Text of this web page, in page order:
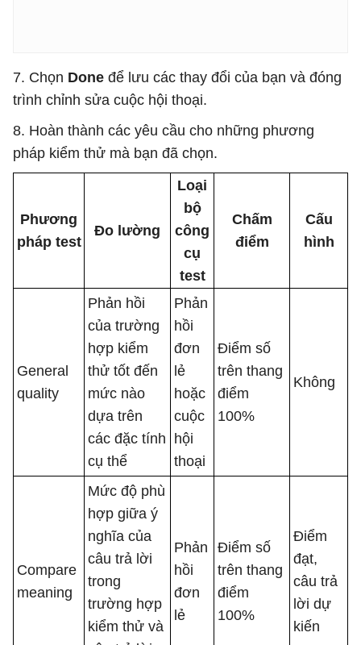
7. Chọn Done để lưu các thay đổi của bạn và đóng
trình chỉnh sửa cuộc hội thoại.
8. Hoàn thành các yêu cầu cho những phương
pháp kiểm thử mà bạn đã chọn.
Phương
pháp test
Đo lường
Loại
bộ
công
cụ
test
Chấm
điểm
Cấu
hình
General
quality
Phản hồi
của trường
hợp kiểm
thử tốt đến
mức nào
dựa trên
các đặc tính
cụ thể
Phản
hồi
đơn
lẻ
hoặc
cuộc
hội
thoại
Điểm số
trên thang
điểm
100%
Không
Compare
meaning
Mức độ phù
hợp giữa ý
nghĩa của
câu trả lời
trong
trường hợp
kiểm thử và
Phản
hồi
đơn
lẻ
Điểm số
trên thang
điểm
100%
Điểm
đạt,
câu trả
lời dự
kiến